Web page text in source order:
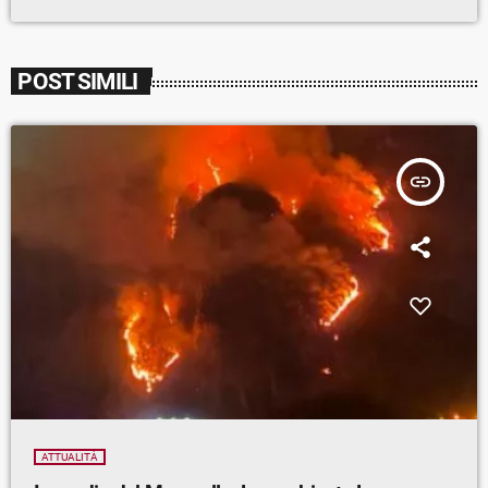
POST SIMILI
insert_link
ATTUALITÀ